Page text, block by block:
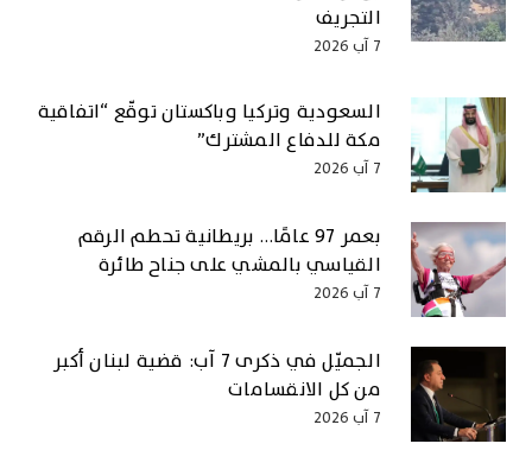
التجريف
7 آب 2026
السعودية وتركيا وباكستان توقّع “اتفاقية
مكة للدفاع المشترك”
7 آب 2026
بعمر 97 عامًا… بريطانية تحطم الرقم
القياسي بالمشي على جناح طائرة
7 آب 2026
الجميّل في ذكرى 7 آب: قضية لبنان أكبر
من كل الانقسامات
7 آب 2026